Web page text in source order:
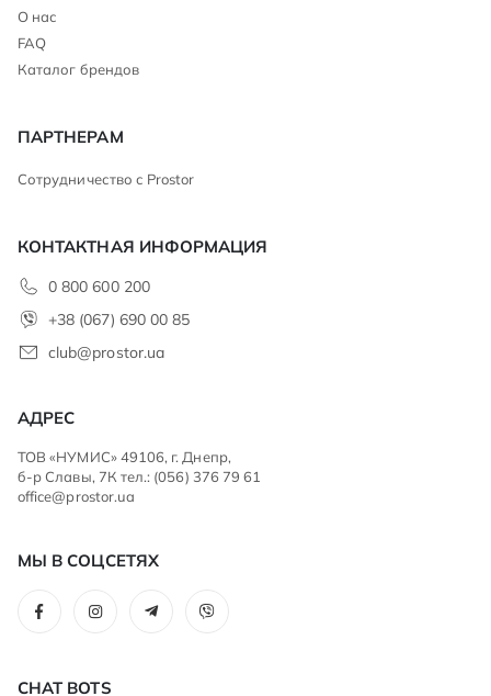
О нас
FAQ
Каталог брендов
ПАРТНЕРАМ
Сотрудничество с Prostor
КОНТАКТНАЯ ИНФОРМАЦИЯ
0 800 600 200
+38 (067) 690 00 85
club@prostor.ua
АДРЕС
ТОВ «НУМИС» 49106, г. Днепр,
б-р Славы, 7К тел.: (056) 376 79 61
office@prostor.ua
МЫ В СОЦСЕТЯХ
CHAT BOTS